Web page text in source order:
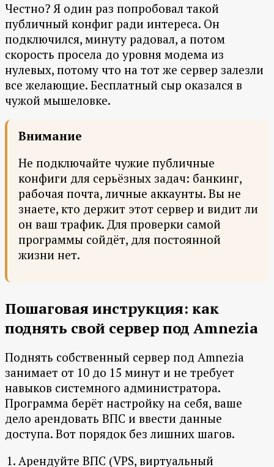
Честно? Я один раз попробовал такой
публичный конфиг ради интереса. Он
подключился, минуту радовал, а потом
скорость просела до уровня модема из
нулевых, потому что на тот же сервер залезли
все желающие. Бесплатный сыр оказался в
чужой мышеловке.
Внимание
Не подключайте чужие публичные
конфиги для серьёзных задач: банкинг,
рабочая почта, личные аккаунты. Вы не
знаете, кто держит этот сервер и видит ли
он ваш трафик. Для проверки самой
программы сойдёт, для постоянной
жизни нет.
Пошаговая инструкция: как
поднять свой сервер под Amnezia
Поднять собственный сервер под Amnezia
занимает от 10 до 15 минут и не требует
навыков системного администратора.
Программа берёт настройку на себя, ваше
дело арендовать ВПС и ввести данные
доступа. Вот порядок без лишних шагов.
Арендуйте ВПС (VPS, виртуальный